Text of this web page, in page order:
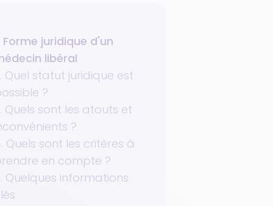
Forme juridique d'un
libéral
Quel statut juridique est
?
Quels sont les atouts et
?
Quels sont les critères à
en compte ?
Quelques informations